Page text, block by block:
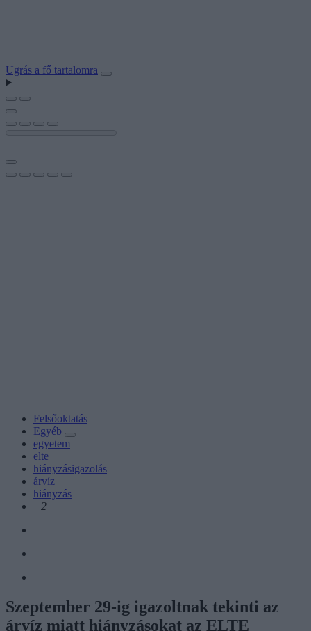
Ugrás a fő tartalomra
Felsőoktatás
Egyéb
egyetem
elte
hiányzásigazolás
árvíz
hiányzás
+2
Szeptember 29-ig igazoltnak tekinti az
árvíz miatt hiányzásokat az ELTE